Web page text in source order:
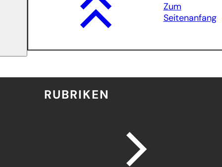
Zum
Seitenanfang
RUBRIKEN